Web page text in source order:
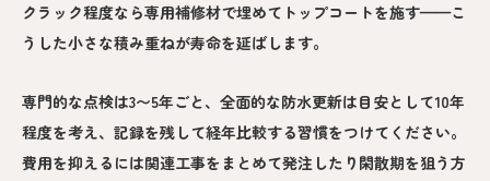
クラック程度なら専用補修材で埋めてトップコートを施す——こ
うした小さな積み重ねが寿命を延ばします。
専門的な点検は3〜5年ごと、全面的な防水更新は目安として10年
程度を考え、記録を残して経年比較する習慣をつけてください。
費用を抑えるには関連工事をまとめて発注したり閑散期を狙う方